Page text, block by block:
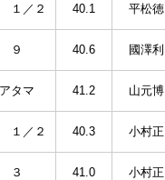
１／２ 40.1 平松徳
９ 40.6 國澤利
アタマ 41.2 山元博
１／２ 40.3 小村正
３ 41.0 小村正